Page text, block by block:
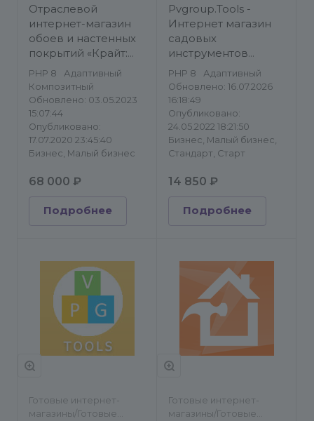
Строительство и
ремонт
Отраслевой
интернет-магазин
обоев и настенных
покрытий «Крайт:
Обои.Paper»
PHP 8
Адаптивный
Композитный
Обновлено: 03.05.2023
15:07:44
Опубликовано:
17.07.2020 23:45:40
Бизнес, Малый бизнес
68 000 ₽
Подробнее
сайты/Строительство и
ремонт/Каталог
товаров, услуг
Pvgroup.Tools -
Интернет магазин
садовых
инструментов
№60158
PHP 8
Адаптивный
Обновлено: 16.07.2026
16:18:49
Опубликовано:
24.05.2022 18:21:50
Бизнес, Малый бизнес,
Стандарт, Старт
14 850 ₽
Подробнее
Готовые интернет-
магазины/Готовые
Готовые интернет-
магазины/Готовые